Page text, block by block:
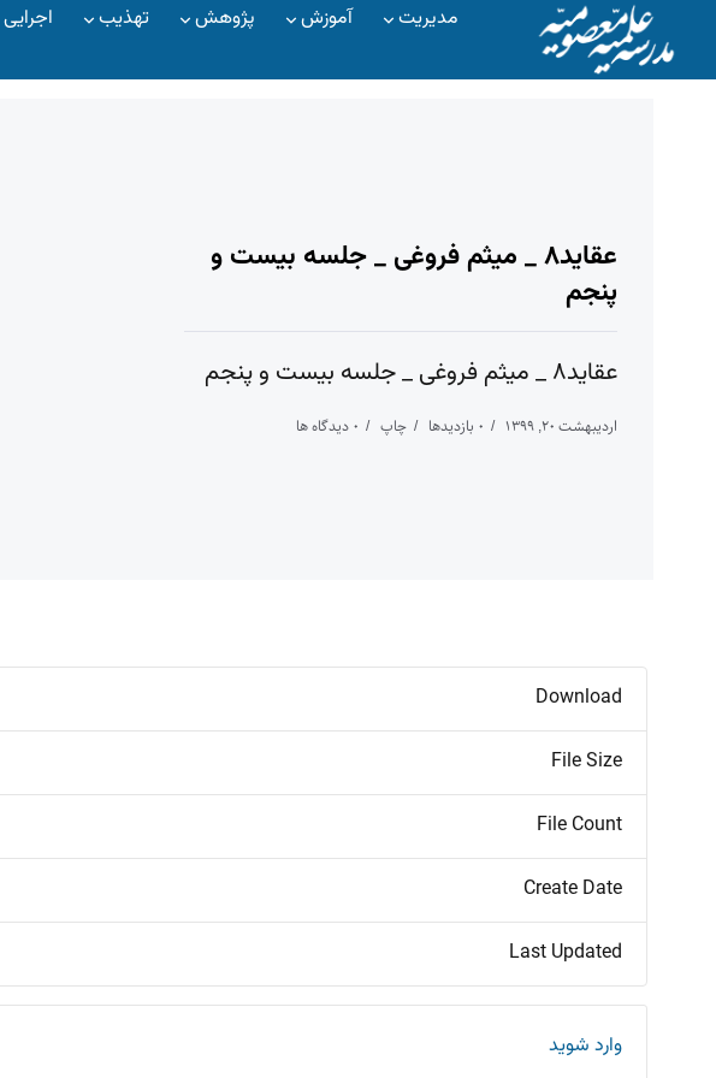
مدیریت آموزش پژوهش تهذیب اجرایی
عقاید۸ _ میثم فروغی _ جلسه بیست و
پنجم
عقاید۸ _ میثم فروغی _ جلسه بیست و پنجم
اردیبهشت ۲۰, ۱۳۹۹ ۰ بازدیدها چاپ ۰ دیدگاه ها
Download
File Size
File Count
Create Date
Last Updated
وارد شوید